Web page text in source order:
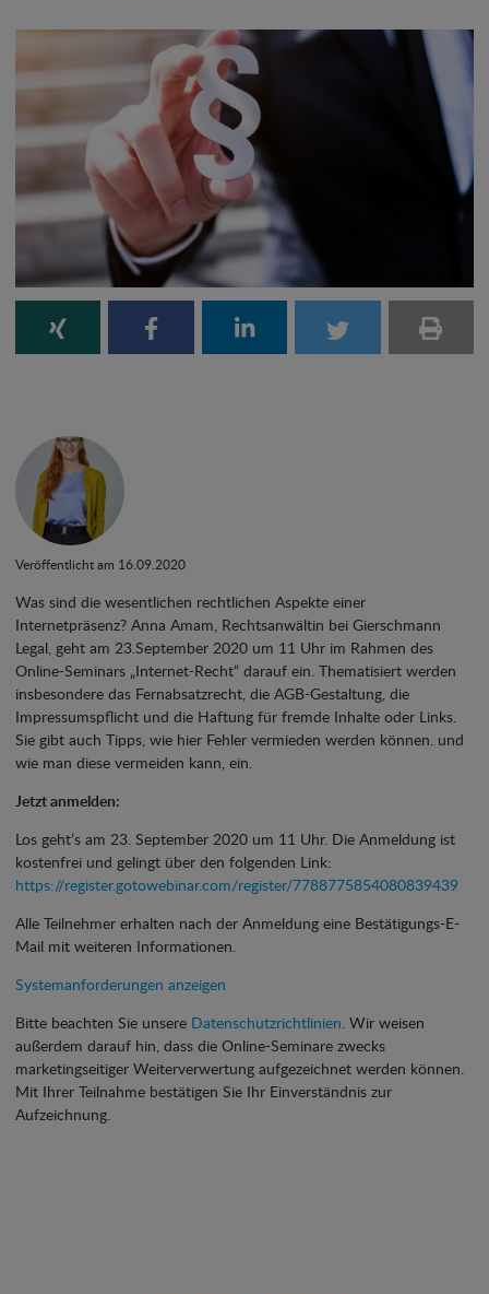
Veröffentlicht am 16.09.2020
Was sind die wesentlichen rechtlichen Aspekte einer
Internetpräsenz? Anna Amam, Rechtsanwältin bei Gierschmann
Legal, geht am 23.September 2020 um 11 Uhr im Rahmen des
Online-Seminars „Internet-Recht“ darauf ein. Thematisiert werden
insbesondere das Fernabsatzrecht, die AGB-Gestaltung, die
Impressumspflicht und die Haftung für fremde Inhalte oder Links.
Sie gibt auch Tipps, wie hier Fehler vermieden werden können. und
wie man diese vermeiden kann, ein.
Jetzt anmelden:
Los geht’s am 23. September 2020 um 11 Uhr. Die Anmeldung ist
kostenfrei und gelingt über den folgenden Link:
https://register.gotowebinar.com/register/7788775854080839439
Alle Teilnehmer erhalten nach der Anmeldung eine Bestätigungs-E-
Mail mit weiteren Informationen.
Systemanforderungen anzeigen
Bitte beachten Sie unsere Datenschutzrichtlinien . Wir weisen
außerdem darauf hin, dass die Online-Seminare zwecks
marketingseitiger Weiterverwertung aufgezeichnet werden können.
Mit Ihrer Teilnahme bestätigen Sie Ihr Einverständnis zur
Aufzeichnung.